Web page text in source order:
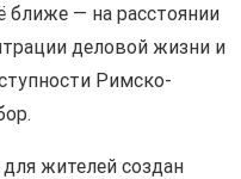
ближе — на расстоянии
деловой жизни и
Римско-
жителей создан